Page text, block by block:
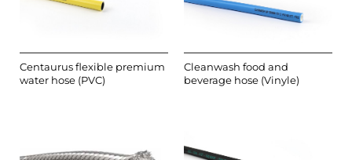
Centaurus flexible premium
water hose (PVC)
Cleanwash food and
beverage hose (Vinyle)